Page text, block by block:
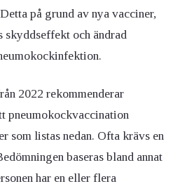
på grund av nya vacciner,
skyddseffekt och ändrad
2022 rekommenderar
pneumokockvaccination
som listas nedan. Ofta krävs en
baseras bland annat
har en eller flera